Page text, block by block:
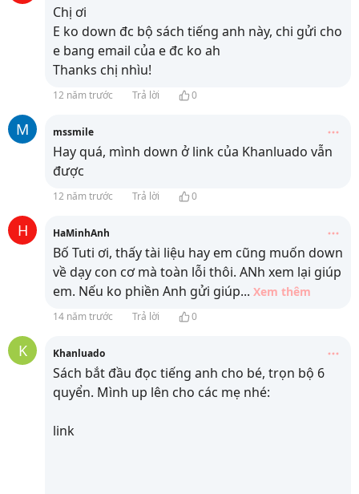
Chị ơi
E ko down đc bộ sách tiếng anh này, chi gửi cho
e bang email của e đc ko ah
Thanks chị nhìu!
12 năm trước Trả lời 0
M mssmile
Hay quá, mình down ở link của Khanluado vẫn
được
12 năm trước Trả lời 0
H HaMinhAnh
Bố Tuti ơi, thấy tài liệu hay em cũng muốn down
về dạy con cơ mà toàn lỗi thôi. ANh xem lại giúp
em. Nếu ko phiền Anh gửi giúp... Xem thêm
14 năm trước Trả lời 0
K Khanluado
Sách bắt đầu đọc tiếng anh cho bé, trọn bộ 6
quyển. Mình up lên cho các mẹ nhé:
link